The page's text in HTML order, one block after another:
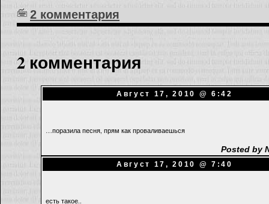
2 комментария
2 комментария
Август 17, 2010 @ 6:42
…поразила песня, прям как проваливаешься
Posted by
Август 17, 2010 @ 7:40
есть такое..